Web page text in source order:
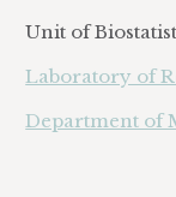
Unit of
Laboratory of
Department of